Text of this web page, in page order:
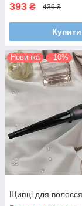
393 ₴ 436 ₴
Купити
Новинка –10%
Щипці для